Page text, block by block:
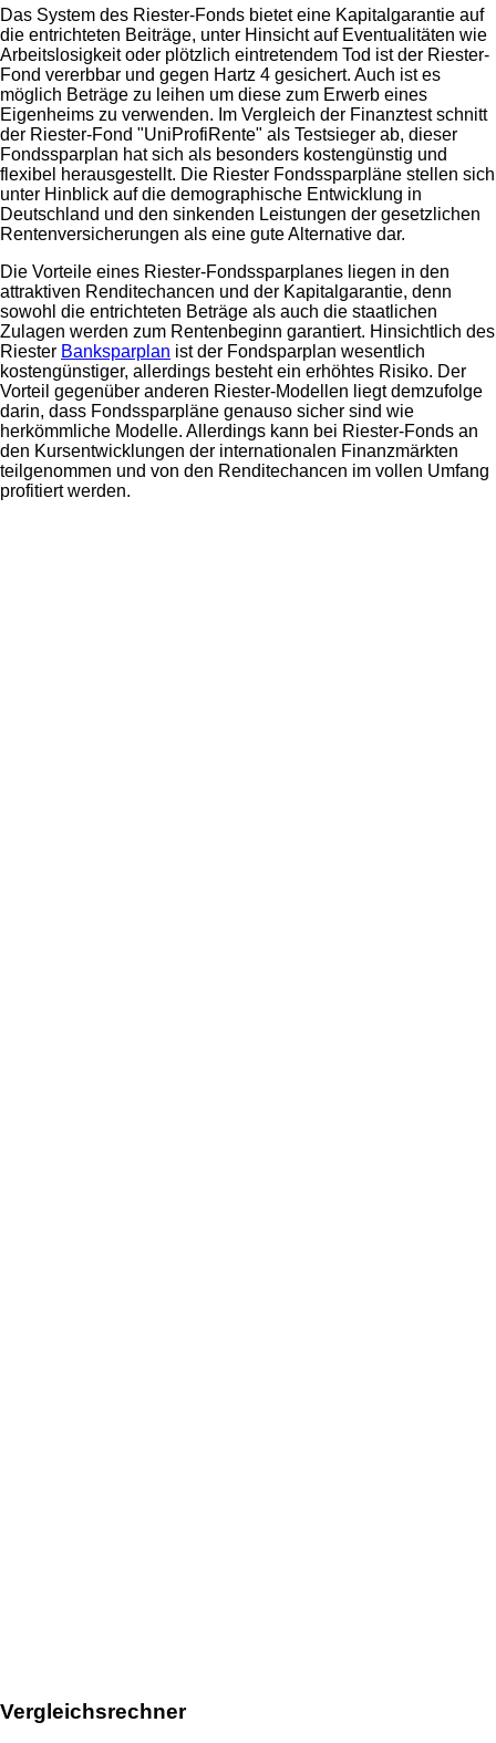
Das System des Riester-Fonds bietet eine Kapitalgarantie auf
die entrichteten Beiträge, unter Hinsicht auf Eventualitäten wie
Arbeitslosigkeit oder plötzlich eintretendem Tod ist der Riester-
Fond vererbbar und gegen Hartz 4 gesichert. Auch ist es
möglich Beträge zu leihen um diese zum Erwerb eines
Eigenheims zu verwenden. Im Vergleich der Finanztest schnitt
der Riester-Fond "UniProfiRente" als Testsieger ab, dieser
Fondssparplan hat sich als besonders kostengünstig und
flexibel herausgestellt. Die Riester Fondssparpläne stellen sich
unter Hinblick auf die demographische Entwicklung in
Deutschland und den sinkenden Leistungen der gesetzlichen
Rentenversicherungen als eine gute Alternative dar.
Die Vorteile eines Riester-Fondssparplanes liegen in den
attraktiven Renditechancen und der Kapitalgarantie, denn
sowohl die entrichteten Beträge als auch die staatlichen
Zulagen werden zum Rentenbeginn garantiert. Hinsichtlich des
Riester Banksparplan ist der Fondsparplan wesentlich
kostengünstiger, allerdings besteht ein erhöhtes Risiko. Der
Vorteil gegenüber anderen Riester-Modellen liegt demzufolge
darin, dass Fondssparpläne genauso sicher sind wie
herkömmliche Modelle. Allerdings kann bei Riester-Fonds an
den Kursentwicklungen der internationalen Finanzmärkten
teilgenommen und von den Renditechancen im vollen Umfang
profitiert werden.
Vergleichsrechner